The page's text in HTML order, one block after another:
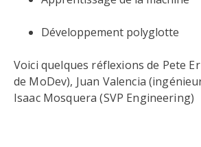
Développement polyglotte
Voici quelques réflexions de Pete
de MoDev), Juan Valencia
Isaac Mosquera (SVP Engineering)